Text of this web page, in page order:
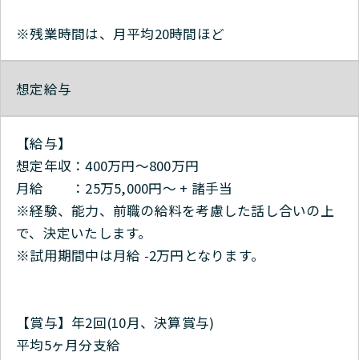
※残業時間は、月平均20時間ほど
想定給与
【給与】
想定年収：400万円～800万円
月給 ：25万5,000円～ + 諸手当
※経験、能力、前職の給料を考慮した話し合いの上
で、決定いたします。
※試用期間中は月給 -2万円となります。
【賞与】年2回(10月、決算賞与)
平均5ヶ月分支給